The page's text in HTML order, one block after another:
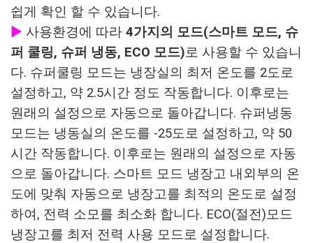
쉽게 확인 할 수 있습니다.
▶ 사용환경에 따라 4가지의 모드(스마트 모드, 슈
퍼 쿨링, 슈퍼 냉동, ECO 모드)로 사용할 수 있습니
다. 슈퍼쿨링 모드는 냉장실의 최저 온도를 2도로
설정하고, 약 2.5시간 정도 작동합니다. 이후로는
원래의 설정으로 자동으로 돌아갑니다. 슈퍼냉동
모드는 냉동실의 온도를 -25도로 설정하고, 약 50
시간 작동합니다. 이후로는 원래의 설정으로 자동
으로 돌아갑니다. 스마트 모드 냉장고 내외부의 온
도에 맞춰 자동으로 냉장고를 최적의 온도로 설정
하여, 전력 소모를 최소화 합니다. ECO(절전)모드
냉장고를 최저 전력 사용 모드로 설정합니다.